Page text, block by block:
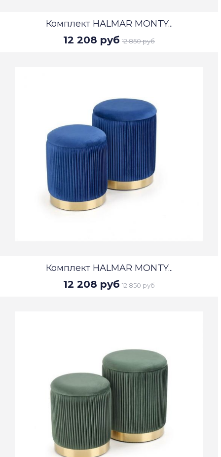
Комплект HALMAR MONTY...
12 208 руб 12 850 руб
Комплект HALMAR MONTY...
12 208 руб 12 850 руб